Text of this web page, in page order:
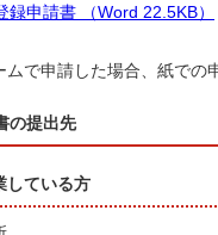
録申請書 （Word 22.5KB）
で申請した場合、紙での
の提出先
している方